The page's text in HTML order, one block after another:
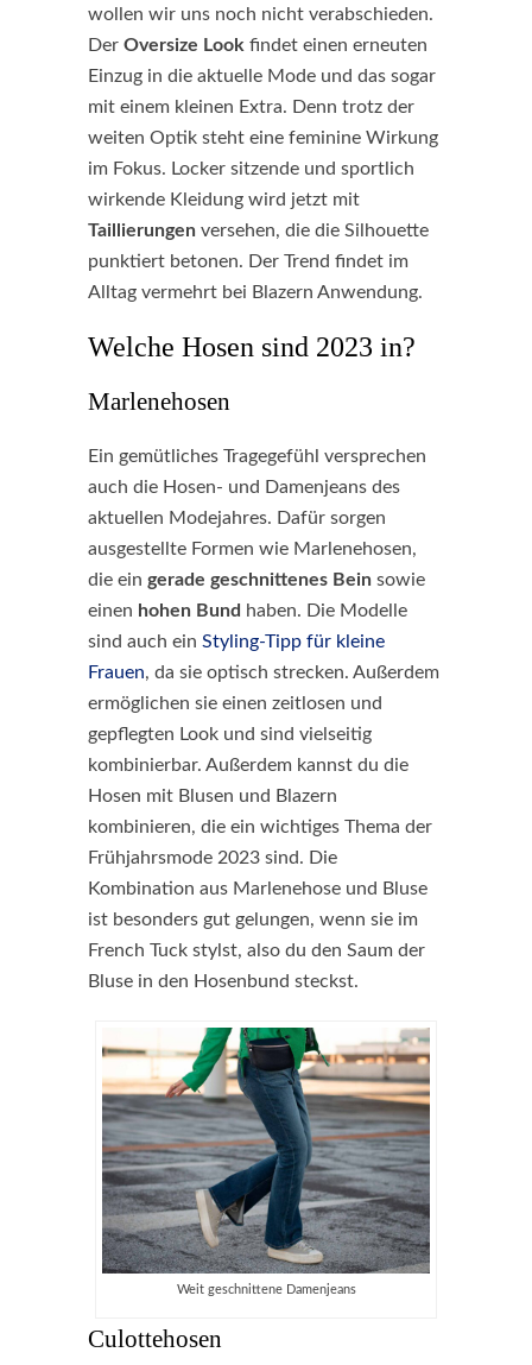
wollen wir uns noch nicht verabschieden.
Der Oversize Look findet einen erneuten
Einzug in die aktuelle Mode und das sogar
mit einem kleinen Extra. Denn trotz der
weiten Optik steht eine feminine Wirkung
im Fokus. Locker sitzende und sportlich
wirkende Kleidung wird jetzt mit
Taillierungen versehen, die die Silhouette
punktiert betonen. Der Trend findet im
Alltag vermehrt bei Blazern Anwendung.
Welche Hosen sind 2023 in?
Marlenehosen
Ein gemütliches Tragegefühl versprechen
auch die Hosen- und Damenjeans des
aktuellen Modejahres. Dafür sorgen
ausgestellte Formen wie Marlenehosen,
die ein gerade geschnittenes Bein sowie
einen hohen Bund haben. Die Modelle
sind auch ein Styling-Tipp für kleine
Frauen, da sie optisch strecken. Außerdem
ermöglichen sie einen zeitlosen und
gepflegten Look und sind vielseitig
kombinierbar. Außerdem kannst du die
Hosen mit Blusen und Blazern
kombinieren, die ein wichtiges Thema der
Frühjahrsmode 2023 sind. Die
Kombination aus Marlenehose und Bluse
ist besonders gut gelungen, wenn sie im
French Tuck stylst, also du den Saum der
Bluse in den Hosenbund steckst.
Weit geschnittene Damenjeans
Culottehosen